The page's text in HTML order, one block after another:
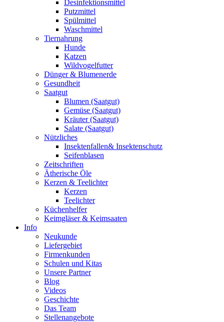
Desinfektionsmittel
Putzmittel
Spülmittel
Waschmittel
Tiernahrung
Hunde
Katzen
Wildvogelfutter
Dünger & Blumenerde
Gesundheit
Saatgut
Blumen (Saatgut)
Gemüse (Saatgut)
Kräuter (Saatgut)
Salate (Saatgut)
Nützliches
Insektenfallen& Insektenschutz
Seifenblasen
Zeitschriften
Ätherische Öle
Kerzen & Teelichter
Kerzen
Teelichter
Küchenhelfer
Keimgläser & Keimsaaten
Info
Neukunde
Liefergebiet
Firmenkunden
Schulen und Kitas
Unsere Partner
Blog
Videos
Geschichte
Das Team
Stellenangebote